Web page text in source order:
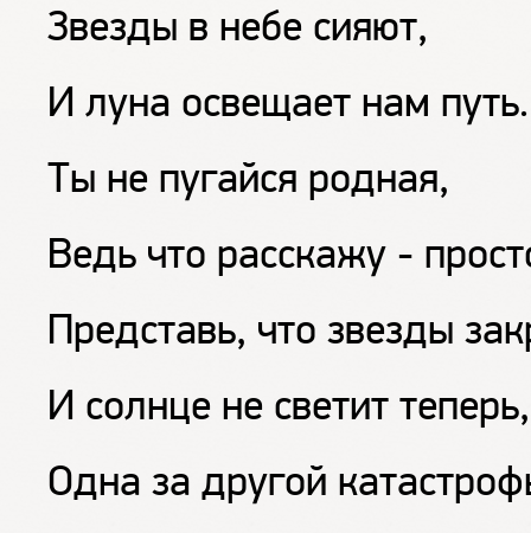
Звезды в небе сияют,
И луна освещает нам путь.
Ты не пугайся родная,
Ведь что расскажу -
Представь, что звезды
И солнце не светит теперь,
Одна за другой